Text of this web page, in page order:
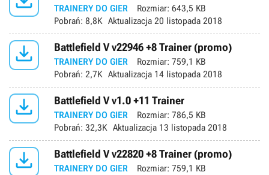
TRAINERY DO GIER Rozmiar: 643,5 KB
Pobrań: 8,8K Aktualizacja 20 listopada 2018
 Battlefield V v22946 +8 Trainer (promo)
TRAINERY DO GIER Rozmiar: 759,1 KB
Pobrań: 2,7K Aktualizacja 14 listopada 2018
 Battlefield V v1.0 +11 Trainer
TRAINERY DO GIER Rozmiar: 786,5 KB
Pobrań: 32,3K Aktualizacja 13 listopada 2018
 Battlefield V v22820 +8 Trainer (promo)
TRAINERY DO GIER Rozmiar: 759,1 KB